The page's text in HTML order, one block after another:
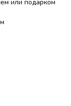
или подарком